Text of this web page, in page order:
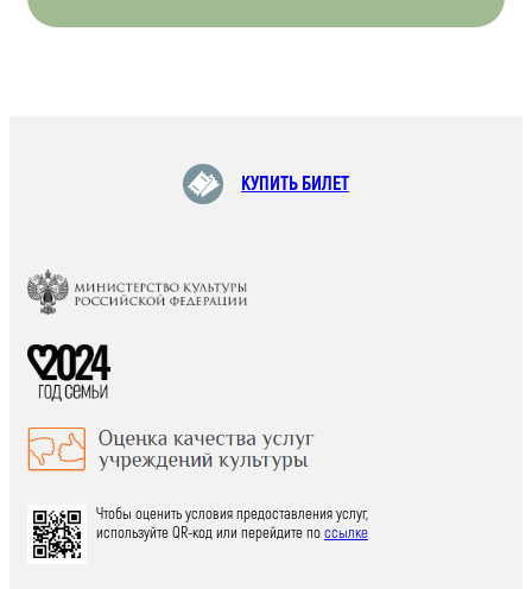
КУПИТЬ БИЛЕТ
Чтобы оценить условия предоставления услуг,
используйте QR-код или перейдите поссылке